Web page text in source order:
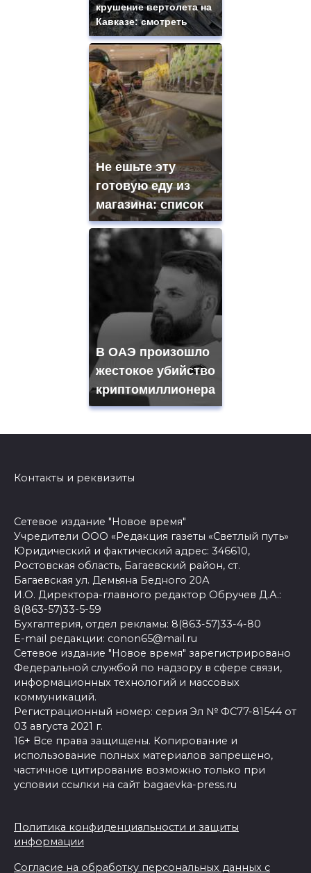
крушение вертолета на
Кавказе: смотреть
Не ешьте эту
готовую еду из
магазина: список
В ОАЭ произошло
жестокое убийство
криптомиллионера
Контакты и реквизиты
Сетевое издание "Новое время"
Учредители ООО «Редакция газеты «Светлый путь»
Юридический и фактический адрес: 346610,
Ростовская область, Багаевский район, ст.
Багаевская ул. Демьяна Бедного 20А
И.О. Директора-главного редактор Обручев Д.А.:
8(863-57)33-5-59
Бухгалтерия, отдел рекламы: 8(863-57)33-4-80
E-mail редакции: conon65@mail.ru
Сетевое издание "Новое время" зарегистрировано
Федеральной службой по надзору в сфере связи,
информационных технологий и массовых
коммуникаций.
Регистрационный номер: серия Эл № ФС77-81544 от
03 августа 2021 г.
16+ Все права защищены. Копирование и
использование полных материалов запрещено,
частичное цитирование возможно только при
условии ссылки на сайт bagaevka-press.ru
Политика конфиденциальности и защиты
информации
Согласие на обработку персональных данных с